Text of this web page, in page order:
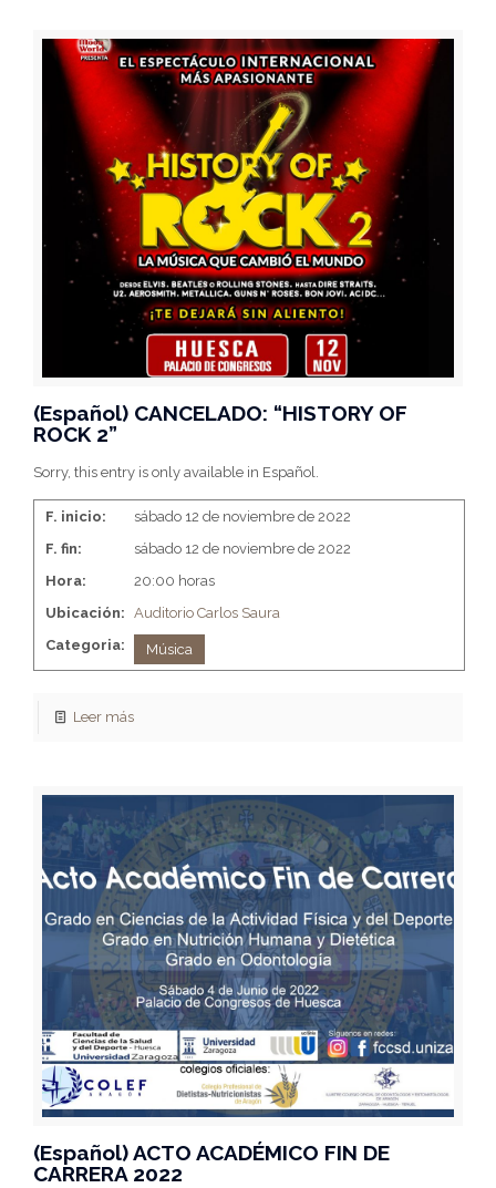
(Español) CANCELADO: “HISTORY OF
ROCK 2”
Sorry, this entry is only available in Español.
F. inicio:
sábado 12 de noviembre de 2022
F. fin:
sábado 12 de noviembre de 2022
Hora:
20:00 horas
Ubicación: Auditorio Carlos Saura
Categoria:
Música
Leer más
(Español) ACTO ACADÉMICO FIN DE
CARRERA 2022